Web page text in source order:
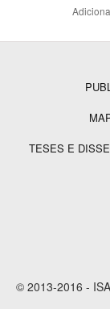
Rodapé
TESES E
© 2013-2016 -